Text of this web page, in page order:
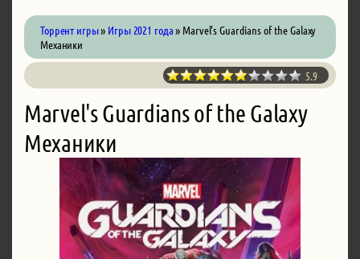
Торрент игры» Игры 2021 года» Marvel's Guardians of the Galaxy
Механики
5.9
Marvel's Guardians of the Galaxy
Механики